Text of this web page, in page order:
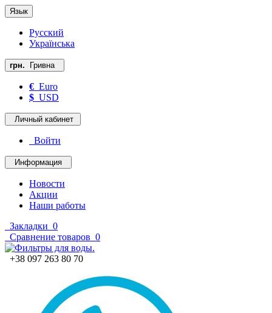
Язык
Русский
Українська
грн. Гривна
€ Euro
$ USD
Личный кабинет
Войти
Информация
Новости
Акции
Наши работы
Закладки 0
Сравнение товаров 0
+38 097 263 80 70